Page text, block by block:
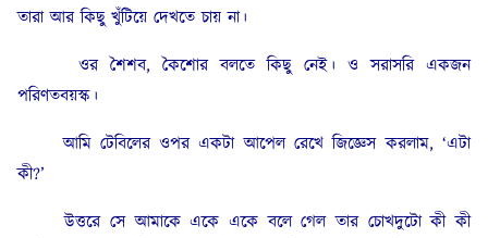
তারা আর কিছু খুঁটিয়ে দেখতে চায় না।
ওর শৈশব, কৈশোর বলতে কিছু নেই। ও সরাসরি একজন
পরিণতবয়স্ক।
আমি টেবিলের ওপর একটা আপেল রেখে জিজ্ঞেস করলাম, ‘এটা
কী?’
উত্তরে সে আমাকে একে একে বলে গেল তার চোখদুটো কী কী